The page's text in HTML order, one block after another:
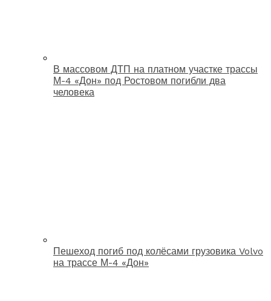
В массовом ДТП на платном участке трассы
М-4 «Дон» под Ростовом погибли два
человека
Пешеход погиб под колёсами грузовика Volvo
на трассе М-4 «Дон»